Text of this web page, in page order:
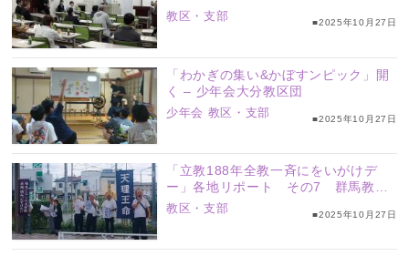
教区・支部
■2025年10月27日
「わかぎの集い&かぼすンピック」開
く – 少年会大分教区団
少年会 教区・支部 ■2025年10月27日
「立教188年全教一斉にをいがけデ
ー」各地リポート その7 群馬教区
（西毛、多野の各支部）
教区・支部 ■2025年10月27日